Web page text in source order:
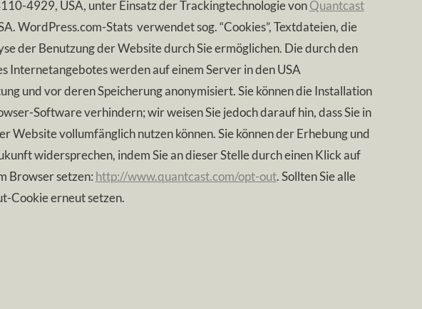
4929, USA, unter Einsatz der Trackingtechnologie vonQuantcast
WordPress.com-Stats verwendet sog. “Cookies”, Textdateien, die
der Benutzung der Website durch Sie ermöglichen. Die durch den
Internetangebotes werden auf einem Server in den USA
und vor deren Speicherung anonymisiert. Sie können die Installation
Software verhindern; wir weisen Sie jedoch darauf hin, dass Sie in
Website vollumfänglich nutzen können. Sie können der Erhebung und
widersprechen, indem Sie an dieser Stelle durch einen Klick auf
Browser setzen: http://www.quantcast.com/opt-out. Sollten Sie alle
Cookie erneut setzen.